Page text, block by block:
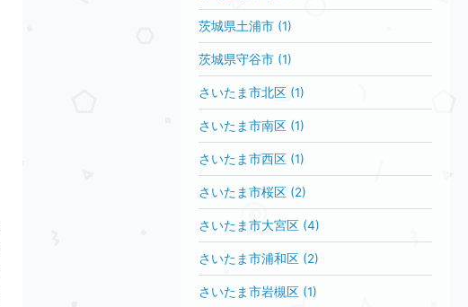
茨城県土浦市 (1)
茨城県守谷市 (1)
さいたま市北区 (1)
さいたま市南区 (1)
さいたま市西区 (1)
さいたま市桜区 (2)
さいたま市大宮区 (4)
さいたま市浦和区 (2)
さいたま市岩槻区 (1)